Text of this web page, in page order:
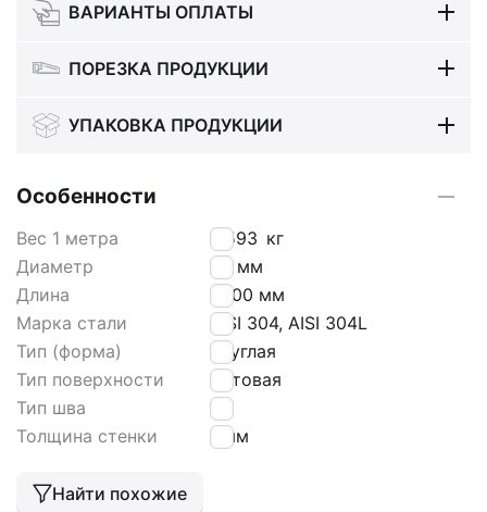
ВАРИАНТЫ ОПЛАТЫ
ПОРЕЗКА ПРОДУКЦИИ
УПАКОВКА ПРОДУКЦИИ
Особенности
Вес 1 метра 0,593 кг
Диаметр
25 мм
Длина
6000 мм
Марка стали
AISI 304, AISI 304L
Тип (форма)
круглая
Тип поверхности
матовая
Тип шва
HF
Толщина стенки
1 мм
Найти похожие